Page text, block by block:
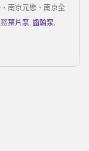
南京元懋、南京全
葉片泵, 齒輪泵,